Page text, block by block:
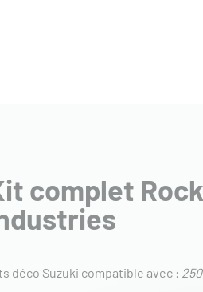
complet
déco Suzuki compatible avec :